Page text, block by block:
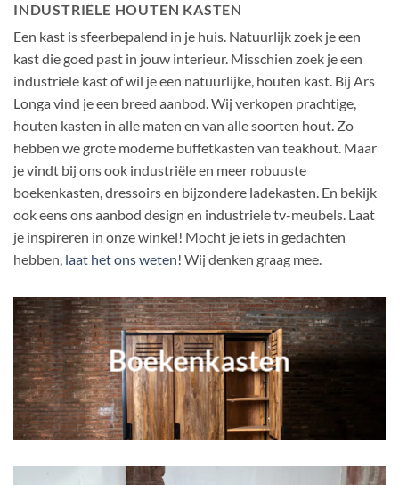
INDUSTRIËLE HOUTEN KASTEN
Een kast is sfeerbepalend in je huis. Natuurlijk zoek je een
kast die goed past in jouw interieur. Misschien zoek je een
industriele kast of wil je een natuurlijke, houten kast. Bij Ars
Longa vind je een breed aanbod. Wij verkopen prachtige,
houten kasten in alle maten en van alle soorten hout. Zo
hebben we grote moderne buffetkasten van teakhout. Maar
je vindt bij ons ook industriële en meer robuuste
boekenkasten, dressoirs en bijzondere ladekasten. En bekijk
ook eens ons aanbod design en industriele tv-meubels. Laat
je inspireren in onze winkel! Mocht je iets in gedachten
hebben, laat het ons weten! Wij denken graag mee.
Boekenkasten